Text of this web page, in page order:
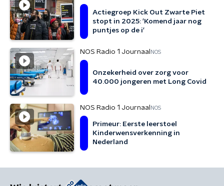
Actiegroep Kick Out Zwarte Piet
stopt in 2025: 'Komend jaar nog
puntjes op de i'
NOS Radio 1 Journaal NOS
Onzekerheid over zorg voor
40.000 jongeren met Long Covid
NOS Radio 1 Journaal NOS
Primeur: Eerste leerstoel
Kinderwensverkenning in
Nederland